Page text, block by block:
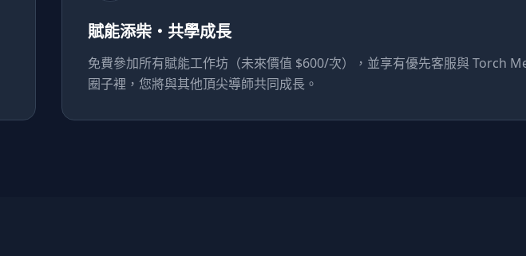
賦能添柴・共學成長
免費參加所有賦能工作坊（未來價值 $600/次），並享有優先客服與 Torch
圈子裡，您將與其他頂尖導師共同成長。